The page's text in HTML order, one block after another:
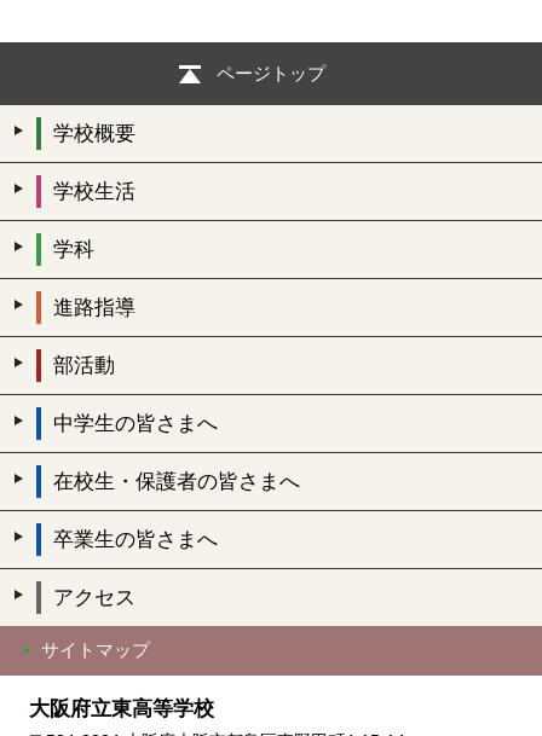
ページトップ
学校概要
学校生活
学科
進路指導
部活動
中学生の皆さまへ
在校生・保護者の皆さまへ
卒業生の皆さまへ
アクセス
サイトマップ
大阪府立東高等学校